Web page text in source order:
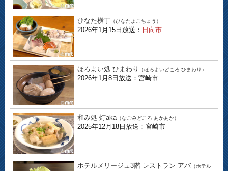
ひなた横丁 （ひなたよこちょう）
2026年1月15日放送： 日向市
ほろよい処 ひまわり （ほろよいどころ ひまわり）
2026年1月8日放送：宮崎市
和み処 灯aka （なごみどころ あかあか）
2025年12月18日放送：宮崎市
ホテルメリージュ3階 レストラン アバ （ホテル